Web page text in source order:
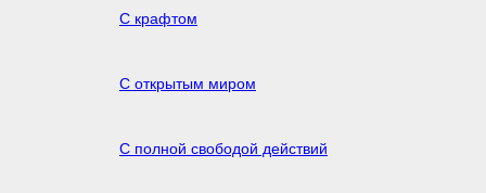
С крафтом
С открытым миром
С полной свободой действий